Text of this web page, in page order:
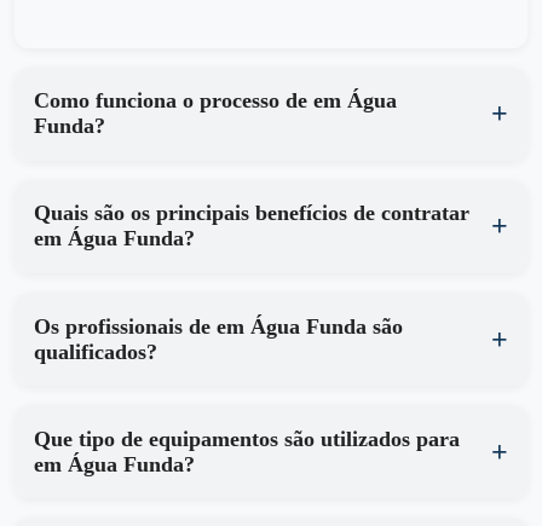
Como funciona o processo de em Água
Funda?
Quais são os principais benefícios de contratar
em Água Funda?
Os profissionais de em Água Funda são
qualificados?
Que tipo de equipamentos são utilizados para
em Água Funda?